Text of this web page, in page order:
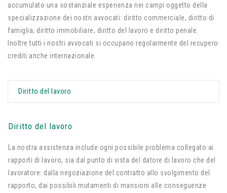
accumulato una sostanziale esperienza nei campi oggetto della
specializzazione dei nostri avvocati: diritto commerciale, diritto di
famiglia, diritto immobiliare, diritto del lavoro e diritto penale.
Inoltre tutti i nostri avvocati si occupano regolarmente del recupero
crediti anche internazionale.
Diritto del lavoro
Diritto del lavoro
La nostra assistenza include ogni possibile problema collegato ai
rapporti di lavoro, sia dal punto di vista del datore di lavoro che del
lavoratore: dalla negoziazione del contratto allo svolgimento del
rapporto, dai possibili mutamenti di mansioni alle conseguenze